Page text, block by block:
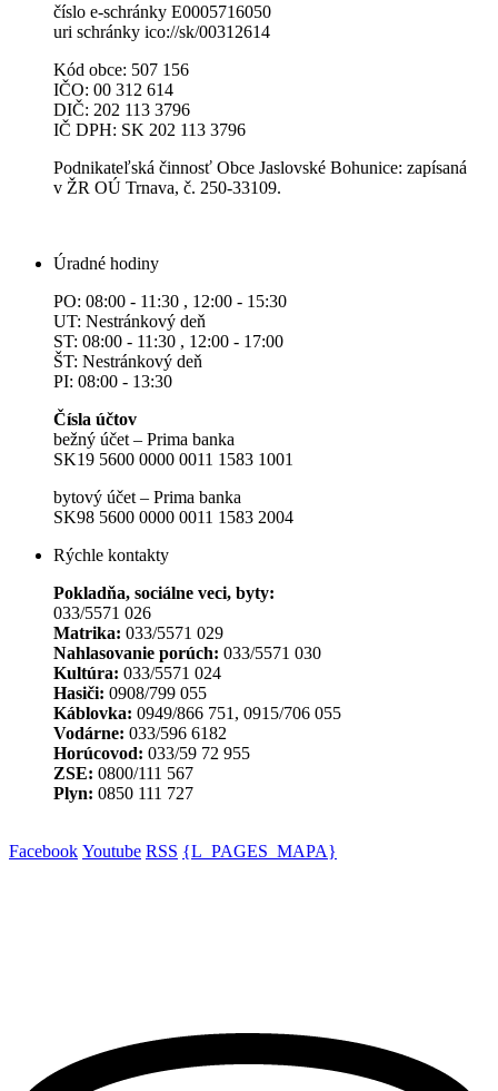
číslo e-schránky E0005716050
uri schránky ico://sk/00312614
Kód obce: 507 156
IČO: 00 312 614
DIČ: 202 113 3796
IČ DPH: SK 202 113 3796
Podnikateľská činnosť Obce Jaslovské Bohunice: zapísaná
v ŽR OÚ Trnava, č. 250-33109.
Úradné hodiny
PO: 08:00 - 11:30 , 12:00 - 15:30
UT: Nestránkový deň
ST: 08:00 - 11:30 , 12:00 - 17:00
ŠT: Nestránkový deň
PI: 08:00 - 13:30
Čísla účtov
bežný účet – Prima banka
SK19 5600 0000 0011 1583 1001
bytový účet – Prima banka
SK98 5600 0000 0011 1583 2004
Rýchle kontakty
Pokladňa, sociálne veci, byty:
033/5571 026
Matrika: 033/5571 029
Nahlasovanie porúch: 033/5571 030
Kultúra: 033/5571 024
Hasiči: 0908/799 055
Káblovka: 0949/866 751, 0915/706 055
Vodárne: 033/596 6182
Horúcovod: 033/59 72 955
ZSE: 0800/111 567
Plyn: 0850 111 727
Facebook Youtube RSS {L_PAGES_MAPA}